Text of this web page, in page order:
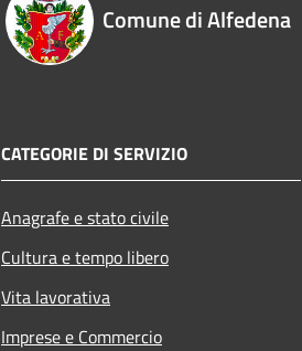
Comune di Alfedena
CATEGORIE DI SERVIZIO
Anagrafe e stato civile
Cultura e tempo libero
Vita lavorativa
Imprese e Commercio